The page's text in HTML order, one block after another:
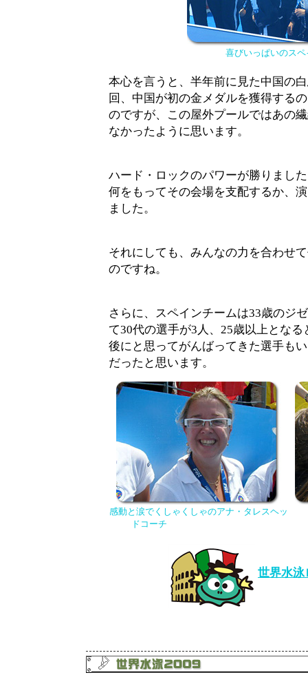
喜びいっぱいのス
本心を言うと、半年前に見た中国の
回、中国が初の金メダルを獲得する
のですが、この屋外プールではあの
なかったように思います。
ハード・ロックのパワーが勝りまし
何をもってその会場を支配するか、
ました。
それにしても、みんなの力を合わせ
のですね。
さらに、スペインチームは33歳のジ
て30代の選手が3人、25歳以上とな
後にと思ってがんばってきた選手も
だったと思います。
感動と涙でくしゃくしゃのアナ・タレスヘッ
ドコーチ
世界水泳